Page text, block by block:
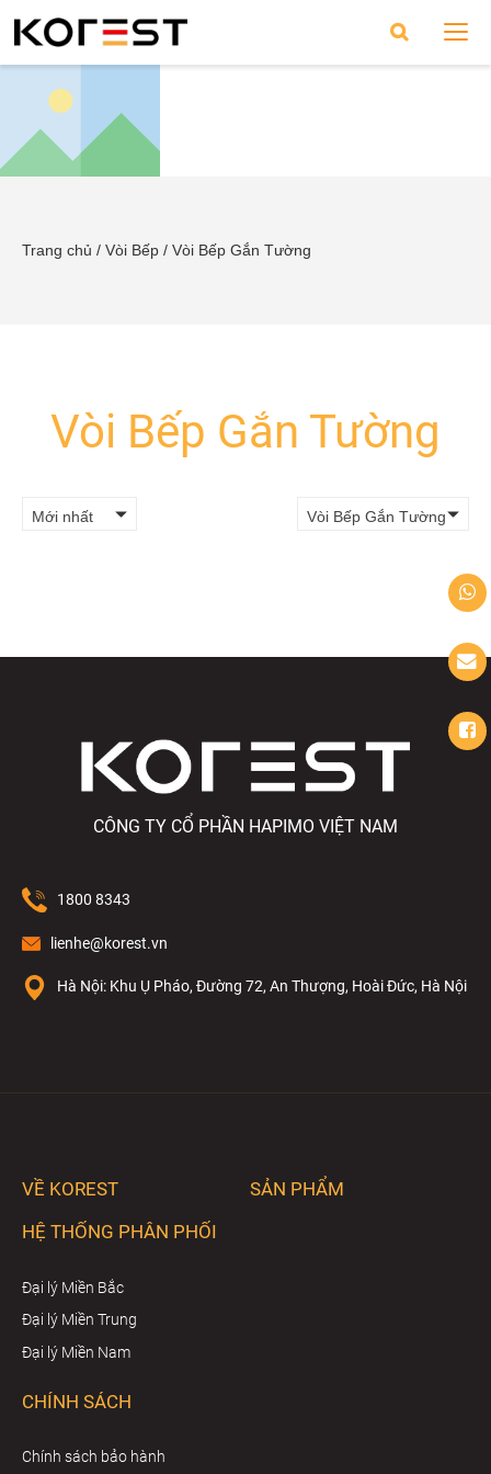
Trang chủ / Vòi Bếp / Vòi Bếp Gắn Tường
Vòi Bếp Gắn Tường
Mới nhất Vòi Bếp Gắn Tường
CÔNG TY CỔ PHẦN HAPIMO VIỆT NAM
1800 8343
lienhe@korest.vn
Hà Nội: Khu Ụ Pháo, Đường 72, An Thượng, Hoài Đức, Hà Nội
VỀ KOREST
SẢN PHẨM
HỆ THỐNG PHÂN PHỐI
Đại lý Miền Bắc
Đại lý Miền Trung
Đại lý Miền Nam
CHÍNH SÁCH
Chính sách bảo hành